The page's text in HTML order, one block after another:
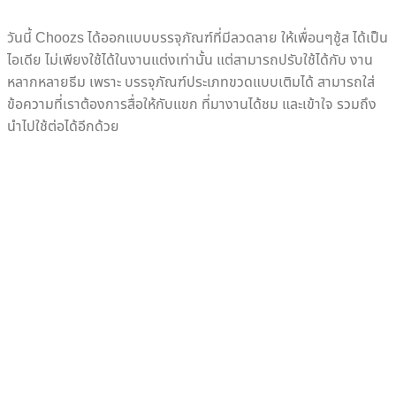
วันนี้ Choozs ได้ออกแบบบรรจุภัณฑ์ที่มีลวดลาย ให้เพื่อนๆชู้ส ได้เป็น
ไอเดีย ไม่เพียงใช้ได้ในงานแต่งเท่านั้น แต่สามารถปรับใช้ได้กับ งาน
หลากหลายธีม เพราะ บรรจุภัณฑ์ประเภทขวดแบบเติมได้ สามารถใส่
ข้อความที่เราต้องการสื่อให้กับแขก ที่มางานได้ชม และเข้าใจ รวมถึง
นำไปใช้ต่อได้อีกด้วย